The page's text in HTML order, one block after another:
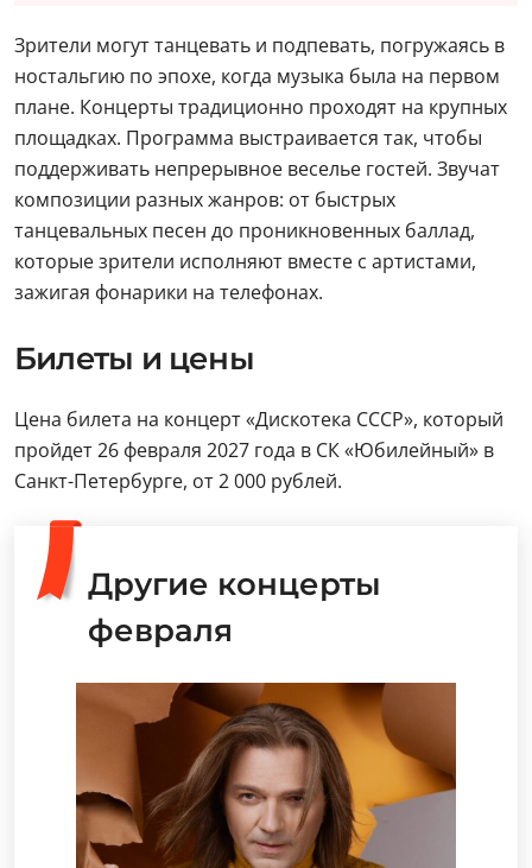
Зрители могут танцевать и подпевать, погружаясь в
ностальгию по эпохе, когда музыка была на первом
плане. Концерты традиционно проходят на крупных
площадках. Программа выстраивается так, чтобы
поддерживать непрерывное веселье гостей. Звучат
композиции разных жанров: от быстрых
танцевальных песен до проникновенных баллад,
которые зрители исполняют вместе с артистами,
зажигая фонарики на телефонах.
Билеты и цены
Цена билета на концерт «Дискотека СССР», который
пройдет 26 февраля 2027 года в СК «Юбилейный» в
Санкт-Петербурге, от 2 000 рублей.
Другие концерты
февраля